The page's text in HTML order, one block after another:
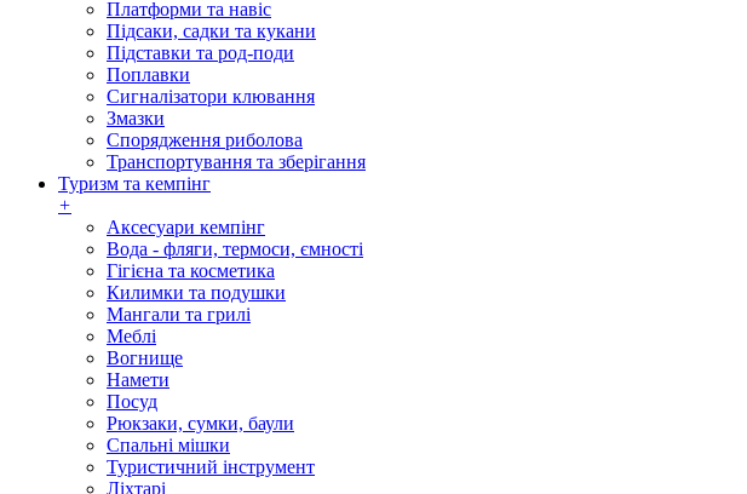
Платформи та навіс
Підсаки, садки та кукани
Підставки та род-поди
Поплавки
Сигналізатори клювання
Змазки
Спорядження риболова
Транспортування та зберігання
Туризм та кемпінг
+
Аксесуари кемпінг
Вода - фляги, термоси, ємності
Гігієна та косметика
Килимки та подушки
Мангали та грилі
Меблі
Вогнище
Намети
Посуд
Рюкзаки, сумки, баули
Спальні мішки
Туристичний інструмент
Ліхтарі